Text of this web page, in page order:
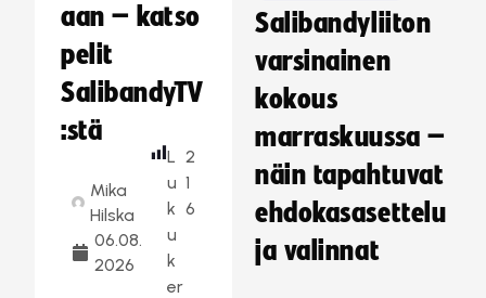
aan – katso
pelit
SalibandyTV
:stä
Mika
Hilska
06.08.
2026
L
u
k
u
k
er
2
1
6
Salibandyliiton
varsinainen
kokous
marraskuussa –
näin tapahtuvat
ehdokasasettelu
ja valinnat